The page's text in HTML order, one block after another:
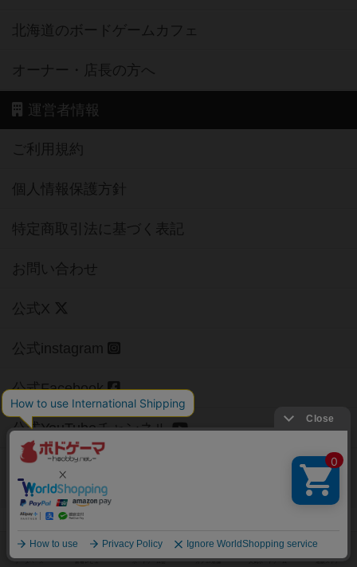
北海道のボードゲームカフェ
オーナー・店長の方へ
運営者情報
ご利用規約
個人情報保護方針
特定商取引法に基づく表記
お問い合わせ
公式X
公式instagram
公式Facebook
公式YouTubeチャンネル